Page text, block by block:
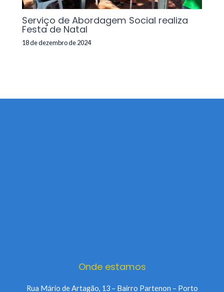
Serviço de Abordagem Social realiza
Festa de Natal
18 de dezembro de 2024
Onde estamos
Rua Mário de Artagão, 13 – Bairro Partenon – Porto